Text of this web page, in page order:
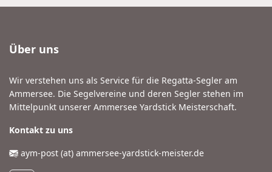
Über uns
Wir verstehen uns als Service für die Regatta-Segler am
Ammersee. Die Segelvereine und deren Segler stehen im
Mittelpunkt unserer Ammersee Yardstick Meisterschaft.
Kontakt zu uns
aym-post (at) ammersee-yardstick-meister.de